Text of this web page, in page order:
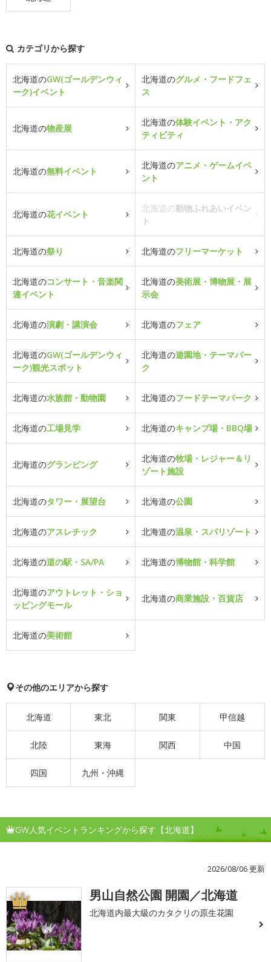
カテゴリから探す
北海道のGW(ゴールデンウィ
ーク)イベント
北海道のグルメ・フードフェ
ス
北海道の物産展
北海道の体験イベント・アク
ティビティ
北海道の無料イベント
北海道のアニメ・ゲームイベ
ント
北海道の花イベント
北海道の動物ふれあいイベン
ト
北海道の祭り 北海道のフリーマーケット
北海道のコンサート・音楽関
連イベント
北海道の美術展・博物展・展
示会
北海道の演劇・講演会 北海道のフェア
北海道のGW(ゴールデンウィ
ーク)観光スポット
北海道の遊園地・テーマパー
ク
北海道の水族館・動物園 北海道のフードテーマパーク
北海道の工場見学 北海道のキャンプ場・BBQ場
北海道のグランピング
北海道の牧場・レジャー＆リ
ゾート施設
北海道のタワー・展望台 北海道の公園
北海道のアスレチック 北海道の温泉・スパリゾート
北海道の道の駅・SA/PA 北海道の博物館・科学館
北海道のアウトレット・ショ
ッピングモール
北海道の商業施設・百貨店
北海道の美術館
その他のエリアから探す
北海道 東北 関東 甲信越
北陸 東海 関西 中国
四国 九州・沖縄
GW人気イベントランキングから探す【北海道】
2026/08/06 更新
1 男山自然公園 開園／北海道
北海道内最大級のカタクリの原生花園